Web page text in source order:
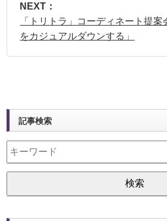
NEXT：
「トリトラ」コーディネート提
をカジュアルダウンする」
記事検索